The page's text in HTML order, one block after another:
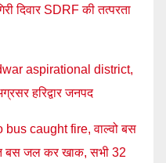
दिवार SDRF की तत्परता
aspirational district,
हरिद्वार जनपद
bus caught fire, वाल्वो बस
बस जल कर खाक, सभी 32